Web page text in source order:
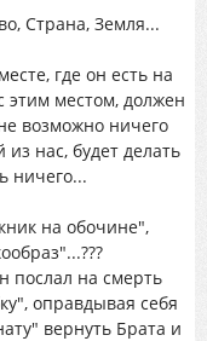
Страна, Земля...
где он есть на
этим местом, должен
возможно ничего
нас, будет делать
ничего...
на обочине",
послал на смерть
оправдывая себя
вернуть Брата и